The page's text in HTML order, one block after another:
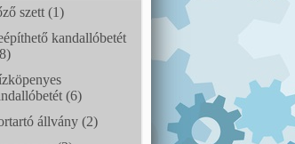
szett (1)
kandallóbetét
(6)
állvány (2)